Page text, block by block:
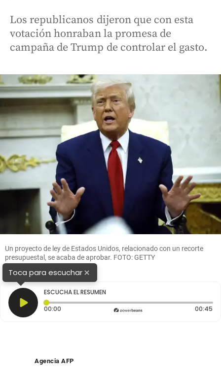
Los republicanos dijeron que con esta
votación honraban la promesa de
campaña de Trump de controlar el gasto.
Un proyecto de ley de Estados Unidos, relacionado con un recorte
presupuestal, se acaba de aprobar. FOTO: GETTY
Toca para escuchar×
ESCUCHA EL RESUMEN
00:00 Tiempo transcurrido: 0 segundos 00:45
Agencia AFP